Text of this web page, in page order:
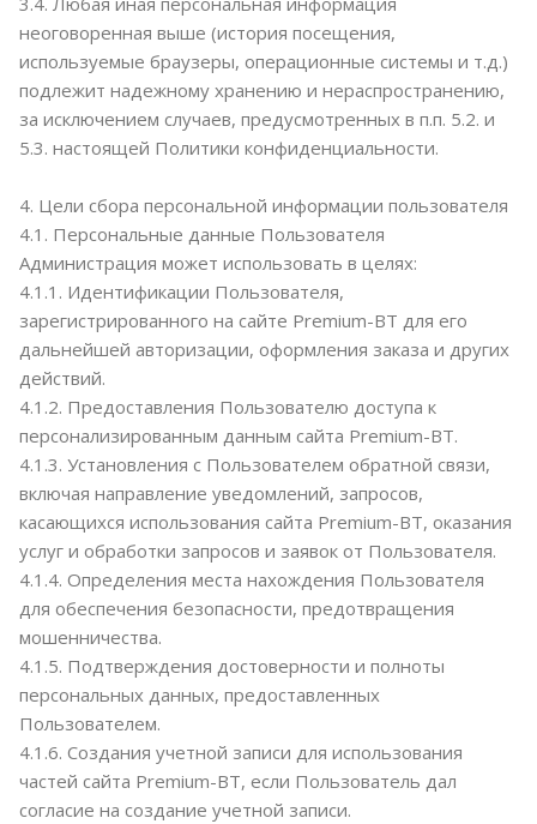
неоговоренная выше (история посещения,
используемые браузеры, операционные системы и т.д.)
подлежит надежному хранению и нераспространению,
за исключением случаев, предусмотренных в п.п. 5.2. и
5.3. настоящей Политики конфиденциальности.
4. Цели сбора персональной информации пользователя
4.1. Персональные данные Пользователя
Администрация может использовать в целях:
4.1.1. Идентификации Пользователя,
зарегистрированного на сайте Premium-BT для его
дальнейшей авторизации, оформления заказа и других
действий.
4.1.2. Предоставления Пользователю доступа к
персонализированным данным сайта Premium-BT.
4.1.3. Установления с Пользователем обратной связи,
включая направление уведомлений, запросов,
касающихся использования сайта Premium-BT, оказания
услуг и обработки запросов и заявок от Пользователя.
4.1.4. Определения места нахождения Пользователя
для обеспечения безопасности, предотвращения
мошенничества.
4.1.5. Подтверждения достоверности и полноты
персональных данных, предоставленных
Пользователем.
4.1.6. Создания учетной записи для использования
частей сайта Premium-BT, если Пользователь дал
согласие на создание учетной записи.